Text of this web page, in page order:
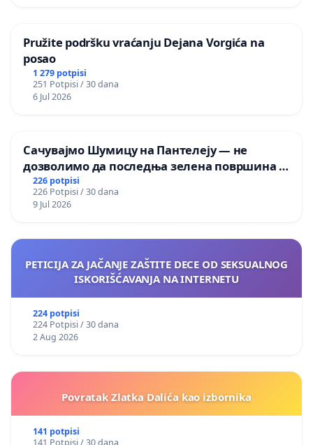
Pružite podršku vraćanju Dejana Vorgića na
posao
1 279 potpisi
251 Potpisi / 30 dana
6 Jul 2026
Сачувајмо Шумицу на Пантелеју — не
дозволимо да последња зелена површина у
Мавровској постане депонија
226 potpisi
226 Potpisi / 30 dana
9 Jul 2026
PETICIJA ZA JAČANJE ZAŠTITE DECE OD SEKSUALNOG
ISKORIŠĆAVANJA NA INTERNETU
224 potpisi
224 Potpisi / 30 dana
2 Aug 2026
Povratak Zlatka Dalića kao izbornika
141 potpisi
141 Potpisi / 30 dana